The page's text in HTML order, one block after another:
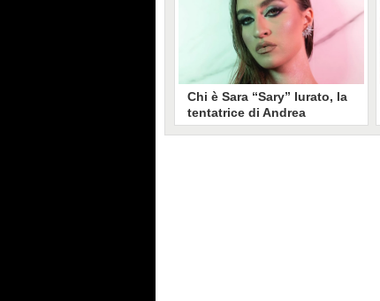
Chi è Sara “Sary” Iurato, la
tentatrice di Andrea
Petraroli a Temptation